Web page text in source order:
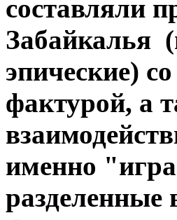
составляли
Забайкалья
эпические)
фактурой, а
именно
разделенные